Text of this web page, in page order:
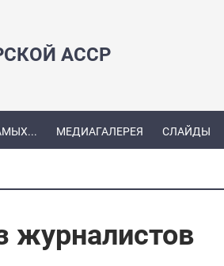
АССР
МЕДИАГАЛЕРЕЯ СЛАЙДЫ
журналистов